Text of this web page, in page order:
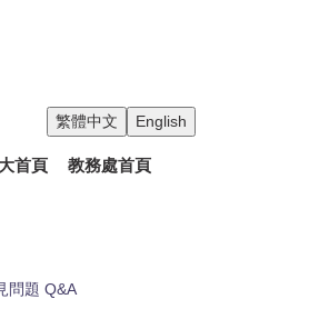
繁體中文 English
首頁
教務處首頁
問題 Q&A